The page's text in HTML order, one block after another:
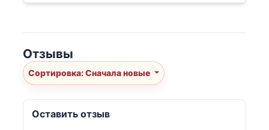
Отзывы
Сортировка: Сначала новые
Оставить отзыв